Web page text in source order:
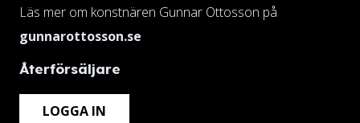
Läs mer om konstnären Gunnar Ottosson på
gunnarottosson.se
Återförsäljare
LOGGA IN